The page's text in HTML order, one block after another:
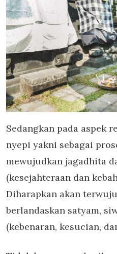
Sedangkan pada aspek
nyepi yakni sebagai
mewujudkan jagadhita
(kesejahteraan dan
Diharapkan akan
berlandaskan satyam,
(kebenaran, kesucian,